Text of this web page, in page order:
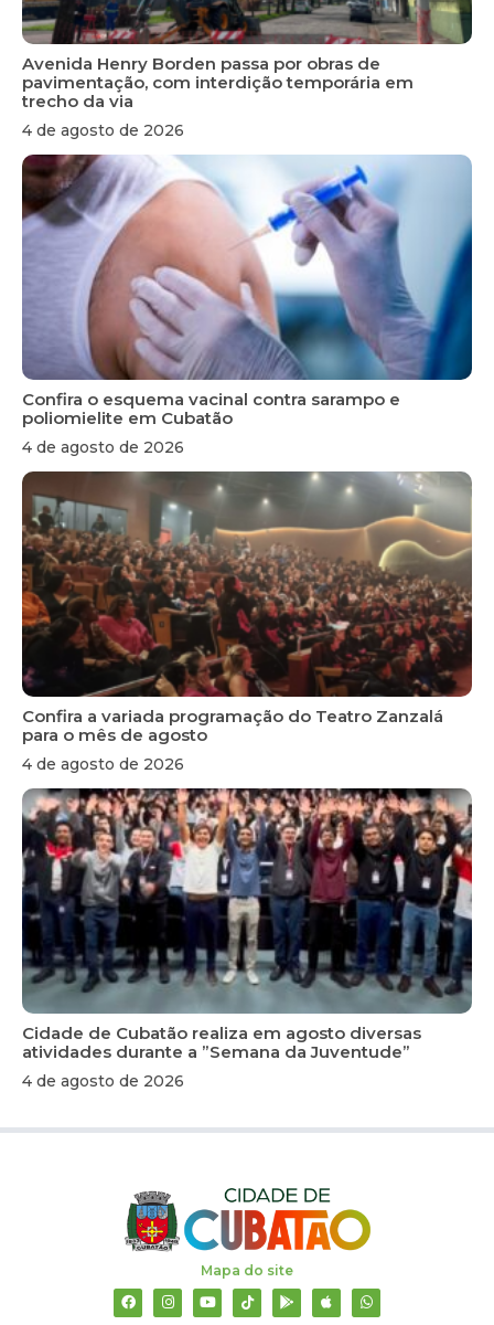
Avenida Henry Borden passa por obras de
pavimentação, com interdição temporária em
trecho da via
4 de agosto de 2026
Confira o esquema vacinal contra sarampo e
poliomielite em Cubatão
4 de agosto de 2026
Confira a variada programação do Teatro Zanzalá
para o mês de agosto
4 de agosto de 2026
Cidade de Cubatão realiza em agosto diversas
atividades durante a ”Semana da Juventude”
4 de agosto de 2026
Mapa do site